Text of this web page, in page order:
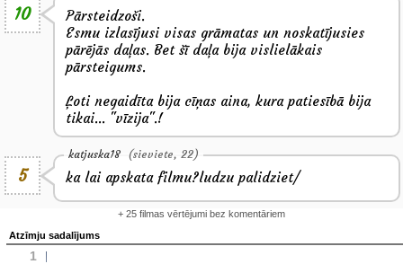
10
Pārsteidzoši.
Esmu izlasījusi visas grāmatas un noskatījusies
pārējās daļas. Bet šī daļa bija vislielākais
pārsteigums.
Ļoti negaidīta bija cīņas aina, kura patiesībā bija
tikai... "vīzija".!
5
katjuska18 (sieviete, 22)
ka lai apskata filmu?ludzu palidziet/
+ 25 filmas vērtējumi bez komentāriem
Atzīmju sadalījums
1